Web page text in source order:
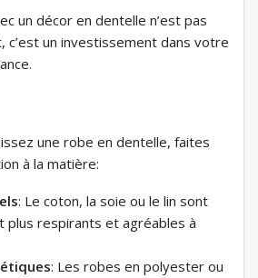
un décor en dentelle n’est pas
c’est un investissement dans votre
une robe en dentelle, faites
à la matière:
: Le coton, la soie ou le lin sont
plus respirants et agréables à
: Les robes en polyester ou